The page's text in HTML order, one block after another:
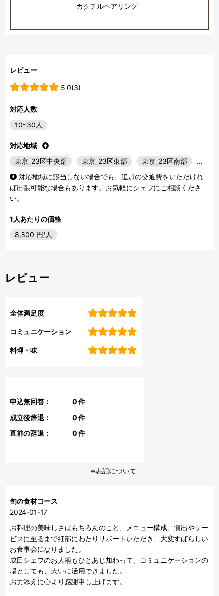
カクテルペアリング
レビュー
5.0(3)
対応人数
10~30人
対応地域
東京_23区中央部
東京_23区東部 東京_23区南部
…
対応地域に該当しない場合でも、追加の交通費をいただけれ
ば出張可能な場合もあります。お気軽にシェフにご相談くださ
い。
1人あたりの価格
8,800 円/人
レビュー
全体満足度
コミュニケーション
料理・味
申込無回答： 0件
成立後辞退：
0件
直前の辞退：
0件
※表記について
旬の食材コース
2024-01-17
お料理の美味しさはもちろんのこと、メニュー構成、演出やサー
ビスに至るまで細部にわたりサポートいただき、大変すばらしい
お食事会になりました。
成田シェフのお人柄もひとあじ加わって、コミュニケーションの
場としても、大いに活用できました。
お力添えに心より感謝申し上げます。